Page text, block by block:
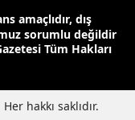
amaçlıdır, dış
sorumlu değildir
Tüm Hakları
hakkı saklıdır.